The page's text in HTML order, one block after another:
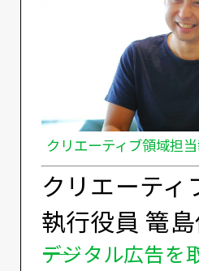
クリエーティブ領域担
クリエーティ
執行役員 篭
――デジタル広告